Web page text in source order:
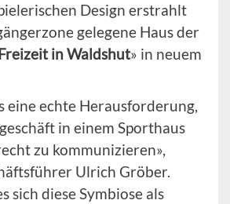
Design erstrahlt
gelegene Haus der
in Waldshut» in neuem
eine echte Herausforderung,
in einem Sporthaus
zu kommunizieren»,
Ulrich Gröber.
sich diese Symbiose als